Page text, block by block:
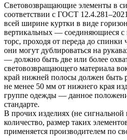
Световозвращающие элементы в
соответствии с ГОСТ
всей ширине куртки в виде
вертикальных — соединяющиеся
торс, проходя от переда до спинки
они могут дублироваться на
— должно быть две или более
световозвращающего материала
край нижней полосы должен быть
не менее 50 мм от нижнего края
группе одежды — данное
стандарте.
В прочих изделиях (не
количество, размер таких
применяется производителем по